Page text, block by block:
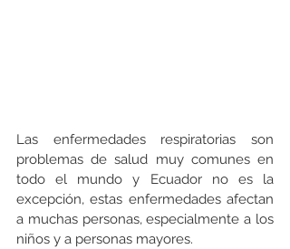
Las enfermedades respiratorias son
problemas de salud muy comunes en
todo el mundo y Ecuador no es la
excepción, estas enfermedades afectan
a muchas personas, especialmente a los
niños y a personas mayores.